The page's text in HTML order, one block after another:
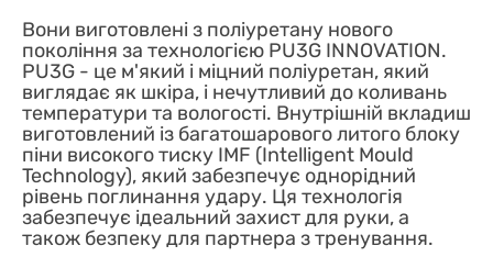
Вони виготовлені з поліуретану нового
покоління за технологією PU3G INNOVATION.
PU3G - це м'який і міцний поліуретан, який
виглядає як шкіра, і нечутливий до коливань
температури та вологості. Внутрішній вкладиш
виготовлений із багатошарового литого блоку
піни високого тиску IMF (Intelligent Mould
Technology), який забезпечує однорідний
рівень поглинання удару. Ця технологія
забезпечує ідеальний захист для руки, а
також безпеку для партнера з тренування.